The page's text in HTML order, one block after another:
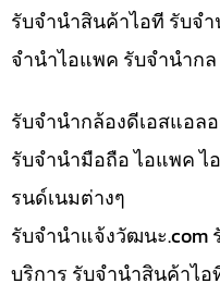
รับจำนำสินค้าไอที รับจ
จำนำไอแพค รับจำนำกล
รับจำนำกล้องดีเอสแอล
รับจำนำมือถือ ไอแพค
รนด์เนมต่างๆ
รับจํานําแจ้งวัฒนะ.com
บริการ รับจำนำสินค้าไ